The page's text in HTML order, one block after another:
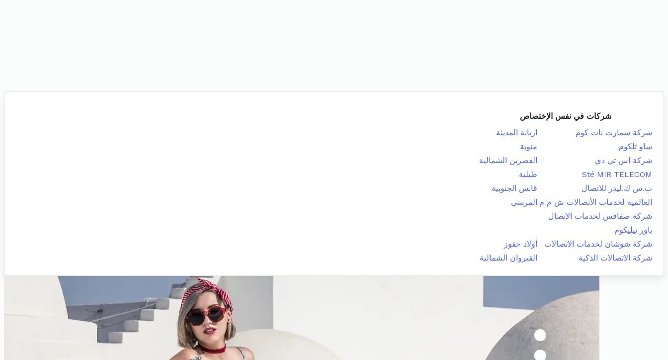
شركات في نفس الإختصاص
شركة سمارت نات كوم
اريانة المدينة
ساو تلكوم
منوبة
شركة اس تي دي
القصرين الشمالية
Sté MIR TELECOM
طبلبة
ب.س ك.ليدر للاتصال
قابس الجنوبية
العالمية لخدمات الأتصالات ش م م المرسى
شركة صفاقس لخدمات الاتصال
باور تيليكوم
شركة شوشان لخدمات الاتصالات
أولاد حفوز
شركة الاتصالات الذكية
القيروان الشمالية